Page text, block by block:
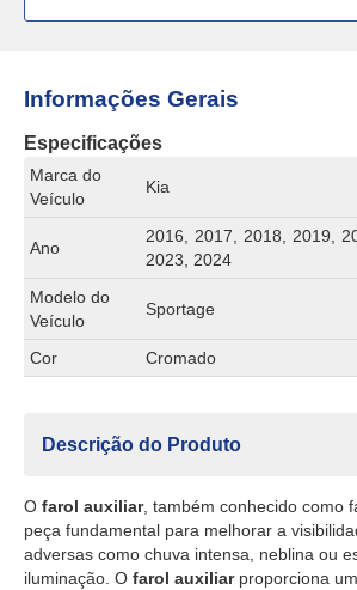
Informações Gerais
Especificações
Marca do
Veículo
Kia
Ano
2016, 2017, 2018, 2019,
2023, 2024
Modelo do
Veículo
Sportage
Cor Cromado
Descrição do Produto
O farol auxiliar, também conhecido como
peça fundamental para melhorar a
adversas como chuva intensa, neblina ou
iluminação. O farol auxiliarproporciona